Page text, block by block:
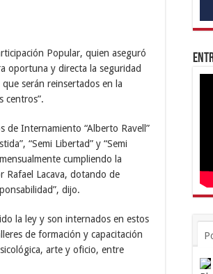
Popular, quien aseguró
oportuna y directa la seguridad
serán reinsertados en la
centros”.
de Internamiento “Alberto Ravell”
“Semi Libertad” y “Semi
cumpliendo la
Rafael Lacava, dotando de
dijo.
la ley y son internados en estos
de formación y capacitación
arte y oficio, entre